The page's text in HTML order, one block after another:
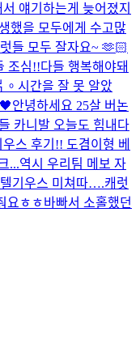
얘기하는게 늦어졌지
했을 모두에게 수고많
들 모두 잘자요~ 🫶🏻
조심!!다들 행복해야돼
시간을 잘 못 알았
안녕하세요 25살 버논
카니발 오늘도 힘내다
스 후기!! 도겸이형 베
...역시 우리팀 메보 자
기우스 미쳐따….캐럿
요ㅎㅎ바빠서 소홀했던